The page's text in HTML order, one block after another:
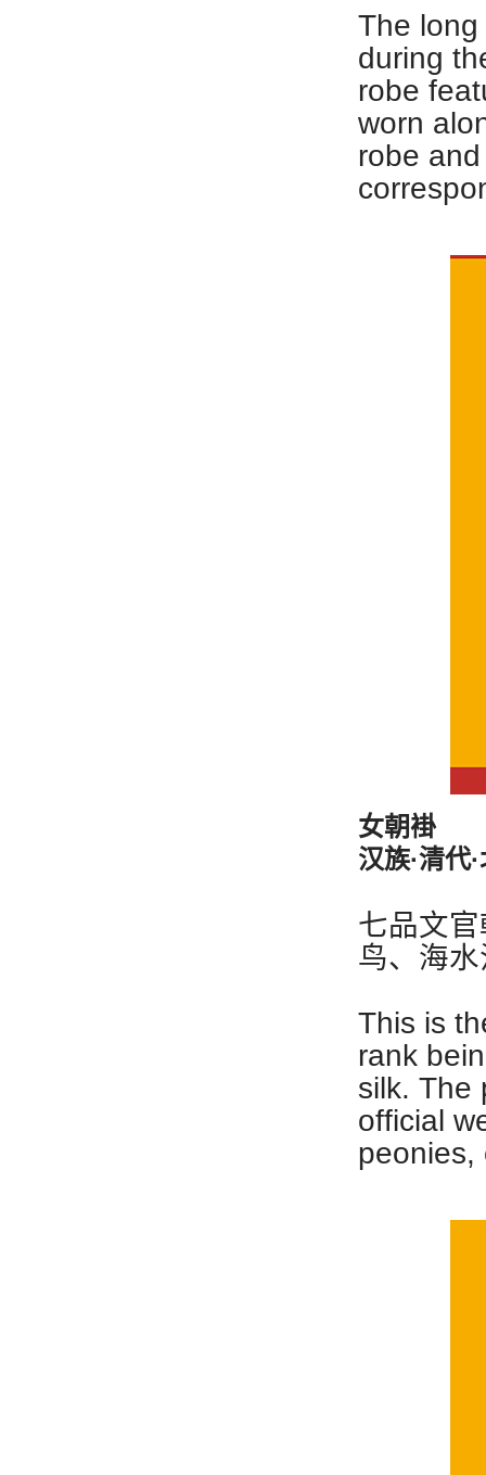
The
during
robe
worn
robe
女朝褂
汉族·清代
七品文
鸟、海
This is
rank
silk. The
official
peonies,